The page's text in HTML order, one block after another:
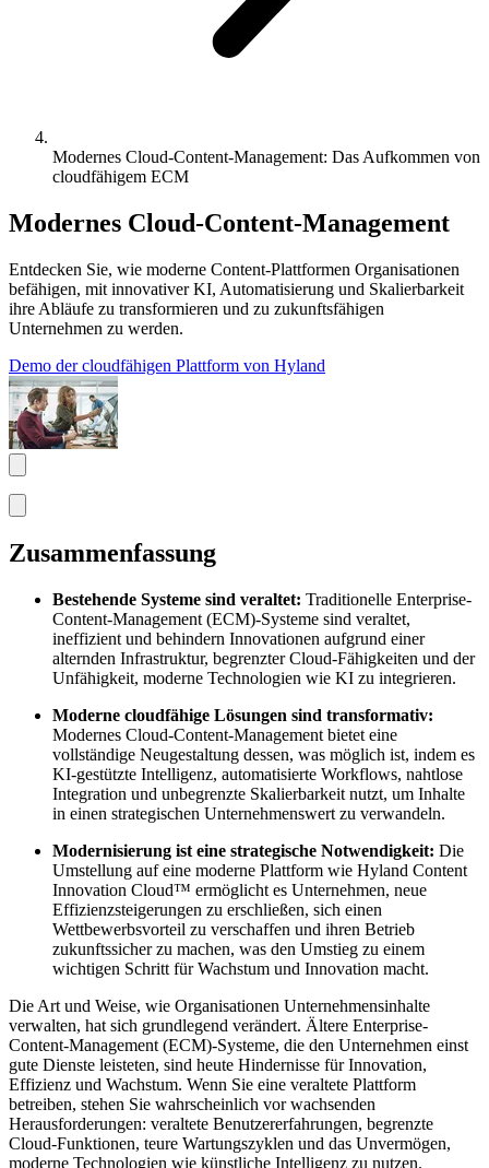
Modernes Cloud-Content-Management: Das Aufkommen von
cloudfähigem ECM
Modernes Cloud-Content-Management
Entdecken Sie, wie moderne Content-Plattformen Organisationen
befähigen, mit innovativer KI, Automatisierung und Skalierbarkeit
ihre Abläufe zu transformieren und zu zukunftsfähigen
Unternehmen zu werden.
Demo der cloudfähigen Plattform von Hyland
Zusammenfassung
Bestehende Systeme sind veraltet: Traditionelle Enterprise-
Content-Management (ECM)-Systeme sind veraltet,
ineffizient und behindern Innovationen aufgrund einer
alternden Infrastruktur, begrenzter Cloud-Fähigkeiten und der
Unfähigkeit, moderne Technologien wie KI zu integrieren.
Moderne cloudfähige Lösungen sind transformativ:
Modernes Cloud-Content-Management bietet eine
vollständige Neugestaltung dessen, was möglich ist, indem es
KI-gestützte Intelligenz, automatisierte Workflows, nahtlose
Integration und unbegrenzte Skalierbarkeit nutzt, um Inhalte
in einen strategischen Unternehmenswert zu verwandeln.
Modernisierung ist eine strategische Notwendigkeit: Die
Umstellung auf eine moderne Plattform wie Hyland Content
Innovation Cloud™ ermöglicht es Unternehmen, neue
Effizienzsteigerungen zu erschließen, sich einen
Wettbewerbsvorteil zu verschaffen und ihren Betrieb
zukunftssicher zu machen, was den Umstieg zu einem
wichtigen Schritt für Wachstum und Innovation macht.
Die Art und Weise, wie Organisationen Unternehmensinhalte
verwalten, hat sich grundlegend verändert. Ältere Enterprise-
Content-Management (ECM)-Systeme, die den Unternehmen einst
gute Dienste leisteten, sind heute Hindernisse für Innovation,
Effizienz und Wachstum. Wenn Sie eine veraltete Plattform
betreiben, stehen Sie wahrscheinlich vor wachsenden
Herausforderungen: veraltete Benutzererfahrungen, begrenzte
Cloud-Funktionen, teure Wartungszyklen und das Unvermögen,
moderne Technologien wie künstliche Intelligenz zu nutzen.